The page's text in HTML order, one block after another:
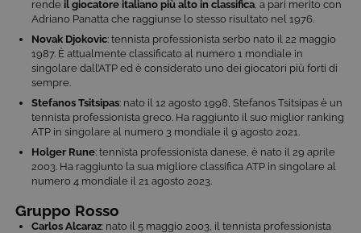
rende il giocatore italiano più alto in classifica , a pari merito con
Adriano Panatta che raggiunse lo stesso risultato nel 1976.
Novak Djokovic: tennista professionista serbo nato il 22 maggio
1987. È attualmente classificato al numero 1 mondiale in
singolare dall’ATP ed è considerato uno dei giocatori più forti di
sempre.
Stefanos Tsitsipas: nato il 12 agosto 1998, Stefanos Tsitsipas è un
tennista professionista greco. Ha raggiunto il suo miglior ranking
ATP in singolare al numero 3 mondiale il 9 agosto 2021.
Holger Rune: tennista professionista danese, è nato il 29 aprile
2003. Ha raggiunto la sua migliore classifica ATP in singolare al
numero 4 mondiale il 21 agosto 2023.
Gruppo Rosso
Carlos Alcaraz: nato il 5 maggio 2003, il tennista professionista